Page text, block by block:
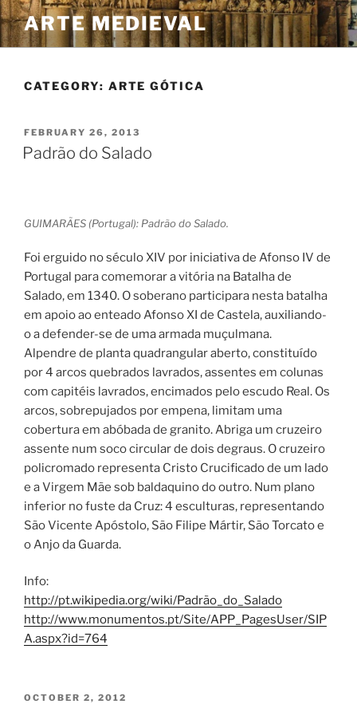
Skip
to
content
ARTE MEDIEVAL
CATEGORY: ARTE GÓTICA
POSTED
ON
FEBRUARY 26, 2013
Padrão do Salado
GUIMARÃES (Portugal): Padrão do Salado.
Foi erguido no século XIV por iniciativa de Afonso IV de
Portugal para comemorar a vitória na Batalha de
Salado, em 1340. O soberano participara nesta batalha
em apoio ao enteado Afonso XI de Castela, auxiliando-
o a defender-se de uma armada muçulmana.
Alpendre de planta quadrangular aberto, constituído
por 4 arcos quebrados lavrados, assentes em colunas
com capitéis lavrados, encimados pelo escudo Real. Os
arcos, sobrepujados por empena, limitam uma
cobertura em abóbada de granito. Abriga um cruzeiro
assente num soco circular de dois degraus. O cruzeiro
policromado representa Cristo Crucificado de um lado
e a Virgem Mãe sob baldaquino do outro. Num plano
inferior no fuste da Cruz: 4 esculturas, representando
São Vicente Apóstolo, São Filipe Mártir, São Torcato e
o Anjo da Guarda.
Info:
http://pt.wikipedia.org/wiki/Padrão_do_Salado
http://www.monumentos.pt/Site/APP_PagesUser/SIP
A.aspx?id=764
POSTED
OCTOBER 2, 2012